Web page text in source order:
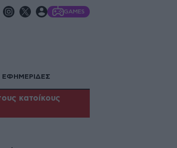
GAMES
ΕΦΗΜΕΡΙΔΕΣ
κατοίκους